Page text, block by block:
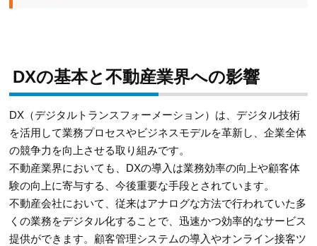
DXの基本と不動産業界への影響
DX（デジタルトランスフォーメーション）は、デジタル技術
を活用して業務プロセスやビジネスモデルを革新し、企業全体
の競争力を向上させる取り組みです。
不動産業界においても、DXの導入は業務効率の向上や顧客体
験の向上に寄与する、今後重要な手段とされています。
不動産会社において、従来はアナログな方法で行われていた多
くの業務をデジタル化することで、迅速かつ効率的なサービス
提供ができます。顧客管理システムの導入やオンライン接客ツ